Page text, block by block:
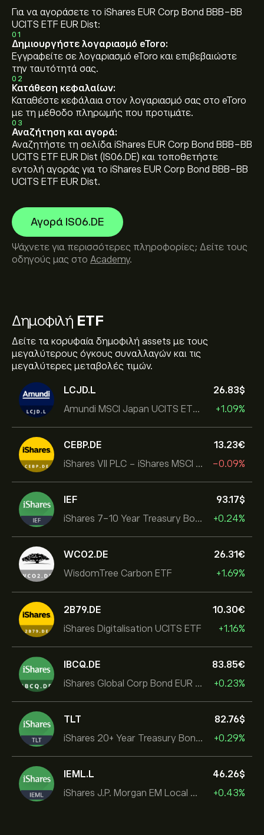
Δημοφιλή ETF
Δείτε τα κορυφαία δημοφιλή assets με τους
μεγαλύτερους όγκους συναλλαγών και τις
μεγαλύτερες μεταβολές τιμών.
LCJD.L
Amundi MSCI Japan UCITS ETF Acc
26.83‎$‎
+1.09%
CEBP.DE
iShares VII PLC - iShares MSCI EMU USD Hedged UCITS ETF
13.23‎€‎
-0.09%
IEF
iShares 7-10 Year Treasury Bond ETF
93.17‎$‎
+0.24%
WCO2.DE
WisdomTree Carbon ETF
26.31‎€‎
+1.69%
2B79.DE
iShares Digitalisation UCITS ETF
10.30‎€‎
+1.16%
IBCQ.DE
iShares Global Corp Bond EUR Hedged UCITS ETF Dist
83.85‎€‎
+0.23%
TLT
iShares 20+ Year Treasury Bond ETF
82.76‎$‎
+0.29%
IEML.L
iShares J.P. Morgan EM Local Govt Bond UCITS ETF
46.26‎$‎
+0.43%
Για να αγοράσετε το iShares EUR Corp Bond BBB-BB
UCITS ETF EUR Dist:
01
Δημιουργήστε λογαριασμό eToro:
Εγγραφείτε σε λογαριασμό eToro και επιβεβαιώστε
την ταυτότητά σας.
02
Κατάθεση κεφαλαίων:
Καταθέστε κεφάλαια στον λογαριασμό σας στο eToro
με τη μέθοδο πληρωμής που προτιμάτε.
03
Αναζήτηση και αγορά:
Αναζητήστε τη σελίδα iShares EUR Corp Bond BBB-BB
UCITS ETF EUR Dist (IS06.DE) και τοποθετήστε
εντολή αγοράς για το iShares EUR Corp Bond BBB-BB
UCITS ETF EUR Dist.
Αγορά IS06.DE
Ψάχνετε για περισσότερες πληροφορίες; Δείτε τους
οδηγούς μας στο Academy.